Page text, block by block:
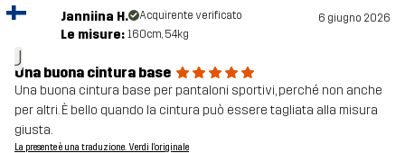
J
Janniina H. Acquirente verificato 6 giugno 2026
Le misure: 160cm, 54kg
Una buona cintura base
Una buona cintura base per pantaloni sportivi, perché non anche
per altri. È bello quando la cintura può essere tagliata alla misura
giusta.
La presente è una traduzione. Verdi l'originale